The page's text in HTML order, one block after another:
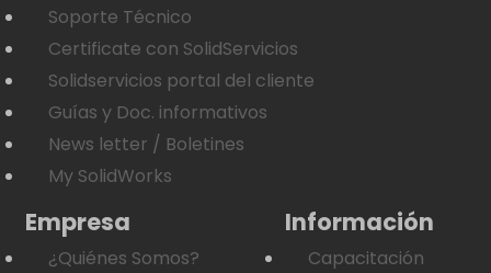
Soporte Técnico
Certificate con SolidServicios
Solidservicios portal del cliente
Guías y Doc. informativos
News letter / Boletines
My SolidWorks
Empresa
¿Quiénes Somos?
Información
Capacitación